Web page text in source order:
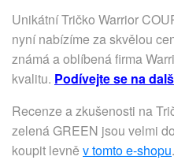
Unikátní Tričko Warrior
nyní nabízíme za skvělou
známá a oblíbená firma
kvalitu. Podívejte se na
Recenze a zkušenosti na
zelená GREEN jsou velmi
koupit levně v tomto e-shopu.